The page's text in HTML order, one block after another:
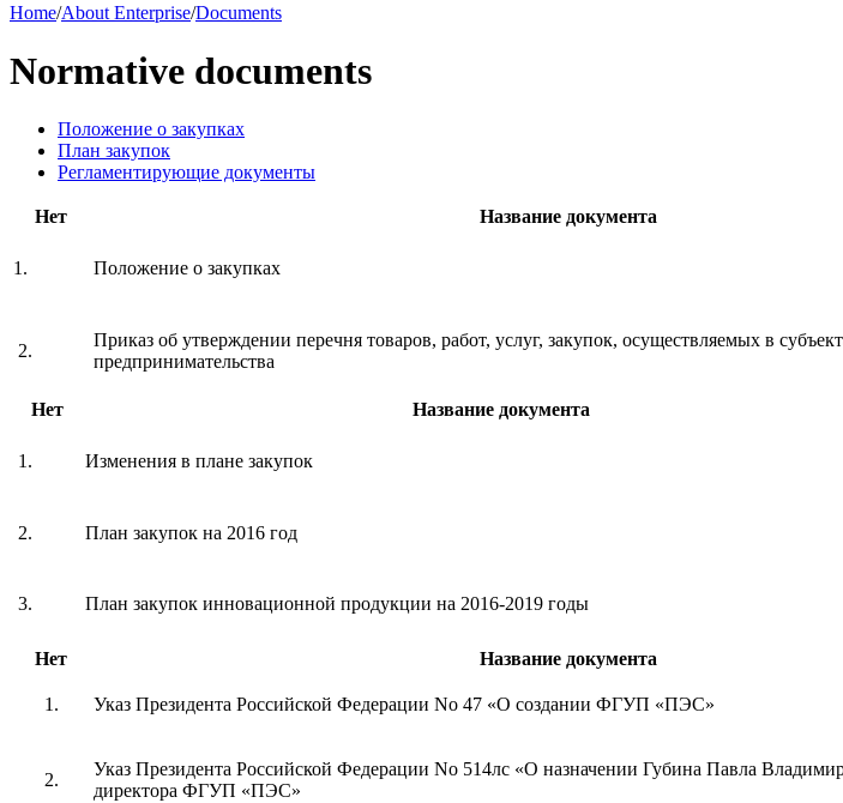
Home/About Enterprise/Documents
Normative documents
Положение о закупках
План закупок
Регламентирующие документы
Нет Название документа
1. Положение о закупках
2.
Приказ об утверждении перечня товаров, работ, услуг, закупок, осуществляемых в
предпринимательства
Нет Название документа
1. Изменения в плане закупок
2. План закупок на 2016 год
3. План закупок инновационной продукции на 2016-2019 годы
Нет Название документа
1. Указ Президента Российской Федерации No 47 «О создании ФГУП «ПЭС»
2.
Указ Президента Российской Федерации No 514лс «О назначении Губина Павла
директора ФГУП «ПЭС»